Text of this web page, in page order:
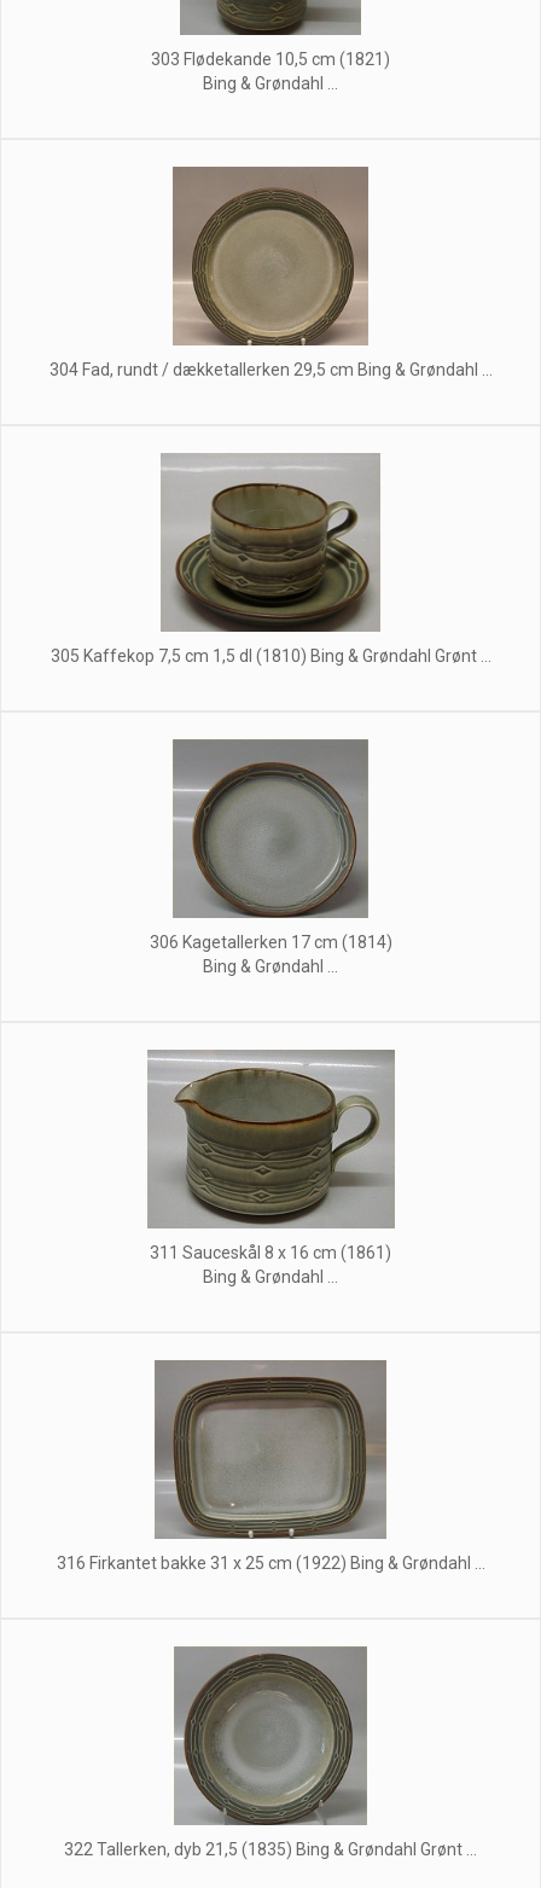
303 Flødekande 10,5 cm (1821)
Bing & Grøndahl ...
304 Fad, rundt / dækketallerken 29,5 cm Bing & Grøndahl ...
305 Kaffekop 7,5 cm 1,5 dl (1810) Bing & Grøndahl Grønt ...
306 Kagetallerken 17 cm (1814)
Bing & Grøndahl ...
311 Sauceskål 8 x 16 cm (1861)
Bing & Grøndahl ...
316 Firkantet bakke 31 x 25 cm (1922) Bing & Grøndahl ...
322 Tallerken, dyb 21,5 (1835) Bing & Grøndahl Grønt ...